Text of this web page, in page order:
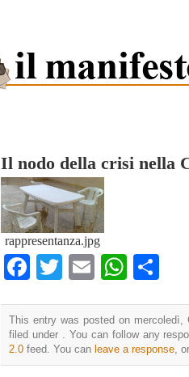
Il nodo della crisi nella
rappresentanza.jpg
Facebook
TwitterEmail
This entry was posted on
filed under . You can follow any
2.0 feed. You can leave a response ,